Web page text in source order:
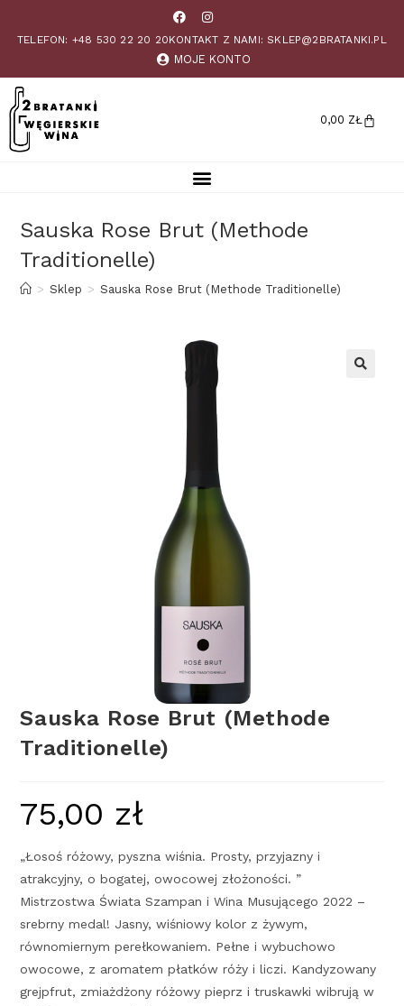
TELEFON: +48 530 22 20 20KONTAKT Z NAMI: SKLEP@2BRATANKI.PL
MOJE KONTO
0,00 ZŁ
Sauska Rose Brut (Methode
Traditionelle)
> Sklep > Sauska Rose Brut (Methode Traditionelle)
Sauska Rose Brut (Methode
Traditionelle)
75,00 zł
„Łosoś różowy, pyszna wiśnia. Prosty, przyjazny i
atrakcyjny, o bogatej, owocowej złożoności. ”
Mistrzostwa Świata Szampan i Wina Musującego 2022 –
srebrny medal! Jasny, wiśniowy kolor z żywym,
równomiernym perełkowaniem. Pełne i wybuchowo
owocowe, z aromatem płatków róży i liczi. Kandyzowany
grejpfrut, zmiażdżony różowy pieprz i truskawki wibrują w